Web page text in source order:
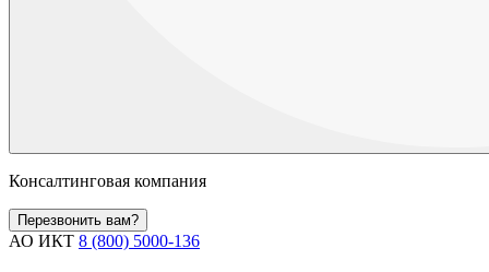
Консалтинговая компания
Перезвонить вам?
АО ИКТ 8 (800) 5000-136